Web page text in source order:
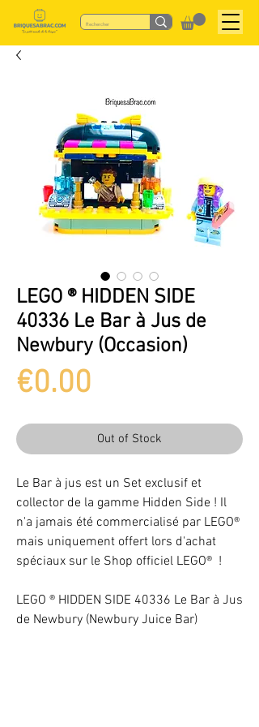
LEGO ® HIDDEN SIDE
40336 Le Bar à Jus de
Newbury (Occasion)
€0.00
Out of Stock
Le Bar à jus est un Set exclusif et
collector de la gamme Hidden Side ! Il
n'a jamais été commercialisé par LEGO®
mais uniquement offert lors d'achat
spéciaux sur le Shop officiel LEGO® !
LEGO ® HIDDEN SIDE 40336 Le Bar à Jus
de Newbury (Newbury Juice Bar)